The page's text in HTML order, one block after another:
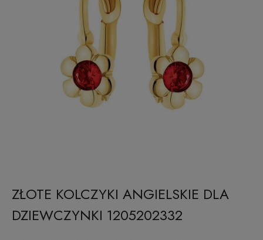
ZŁOTE KOLCZYKI ANGIELSKIE DLA
DZIEWCZYNKI 1205202332